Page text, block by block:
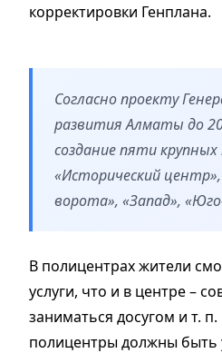
корректировки Генплана.
Согласно проекту
развития Алматы до
создание пяти
«Исторический
ворота», «Запад»,
В полицентрах жители
услуги, что и в центре –
заниматься досугом и т.
полицентры должны быть